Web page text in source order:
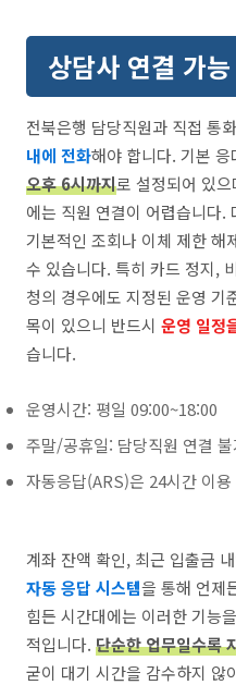
상담사 연결 가
전북은행 담당직원과 직접 통
내에 전화해야 합니다. 기본 응
오후 6시까지로 설정되어 있으
에는 직원 연결이 어렵습니다.
기본적인 조회나 이체 제한 해
수 있습니다. 특히 카드 정지,
청의 경우에도 지정된 운영 기
목이 있으니 반드시 운영 일정
습니다.
운영시간: 평일 09:00~18:00
주말/공휴일: 담당직원 연결
자동응답(ARS)은 24시간 이용
계좌 잔액 확인, 최근 입출금
자동 응답 시스템을 통해 언제
힘든 시간대에는 이러한 기능
적입니다. 단순한 업무일수록
굳이 대기 시간을 감수하지 않